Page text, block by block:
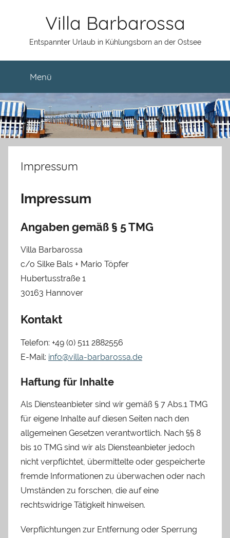
Villa Barbarossa
Entspannter Urlaub in Kühlungsborn an der Ostsee
Menü
Impressum
Impressum
Angaben gemäß § 5 TMG
Villa Barbarossa
c/o Silke Bals + Mario Töpfer
Hubertusstraße 1
30163 Hannover
Kontakt
Telefon: +49 (0) 511 2882556
E-Mail: info@villa-barbarossa.de
Haftung für Inhalte
Als Diensteanbieter sind wir gemäß § 7 Abs.1 TMG
für eigene Inhalte auf diesen Seiten nach den
allgemeinen Gesetzen verantwortlich. Nach §§ 8
bis 10 TMG sind wir als Diensteanbieter jedoch
nicht verpflichtet, übermittelte oder gespeicherte
fremde Informationen zu überwachen oder nach
Umständen zu forschen, die auf eine
rechtswidrige Tätigkeit hinweisen.
Verpflichtungen zur Entfernung oder Sperrung